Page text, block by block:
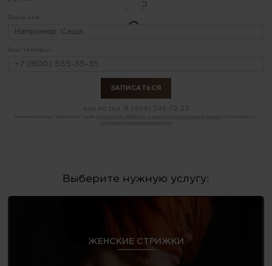
Ваше имя:
Ваш телефон:
или по тел. 8 (499) 346-72-23
Нажимая кнопку "Записаться" я даю согласие на обработку и хранение персональных данных
политикой конфиденциальности
Выберите нужную услугу:
ЖЕНСКИЕ СТРИЖКИ